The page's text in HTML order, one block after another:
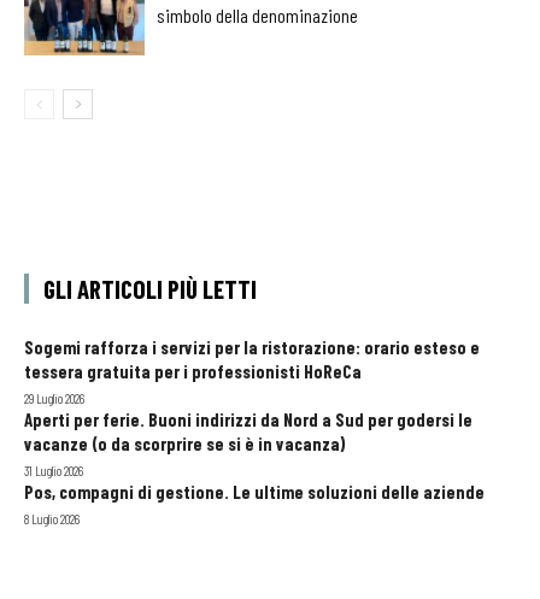
simbolo della denominazione
GLI ARTICOLI PIÙ LETTI
Sogemi rafforza i servizi per la ristorazione: orario esteso e
tessera gratuita per i professionisti HoReCa
29 Luglio 2026
Aperti per ferie. Buoni indirizzi da Nord a Sud per godersi le
vacanze (o da scorprire se si è in vacanza)
31 Luglio 2026
Pos, compagni di gestione. Le ultime soluzioni delle aziende
8 Luglio 2026